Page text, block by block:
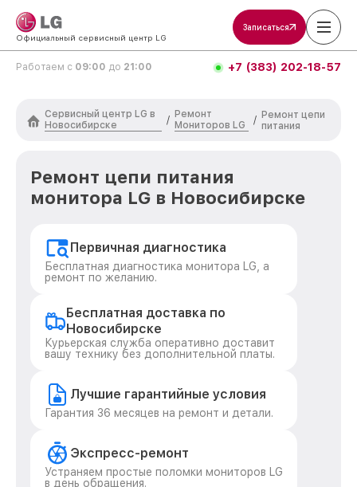
Официальный сервисный центр LG
Записаться
Работаем с 09:00 до 21:00 +7 (383) 202-18-57
Сервисный центр LG в
Новосибирске
/
Ремонт
Мониторов LG
/ Ремонт цепи
питания
Ремонт цепи питания
монитора LG в Новосибирске
Первичная диагностика
Бесплатная диагностика монитора LG, а
ремонт по желанию.
Бесплатная доставка по
Новосибирске
Курьерская служба оперативно доставит
вашу технику без дополнительной платы.
Лучшие гарантийные условия
Гарантия 36 месяцев на ремонт и детали.
Экспресс-ремонт
Устраняем простые поломки мониторов LG
в день обращения.